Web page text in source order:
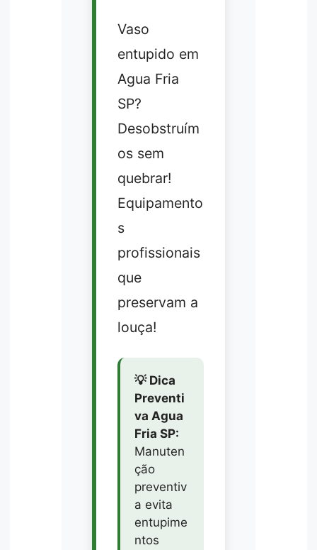
Vaso
entupido em
Agua Fria
SP?
Desobstruím
os sem
quebrar!
Equipamento
s
profissionais
que
preservam a
louça!
💡 Dica
Preventi
va Agua
Fria SP:
Manuten
ção
preventiv
a evita
entupime
ntos